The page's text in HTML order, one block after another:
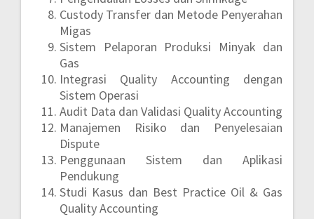
Custody Transfer dan Metode Penyerahan
Migas
Sistem Pelaporan Produksi Minyak dan
Gas
Integrasi Quality Accounting dengan
Sistem Operasi
Audit Data dan Validasi Quality Accounting
Manajemen Risiko dan Penyelesaian
Dispute
Penggunaan Sistem dan Aplikasi
Pendukung
Studi Kasus dan Best Practice Oil & Gas
Quality Accounting